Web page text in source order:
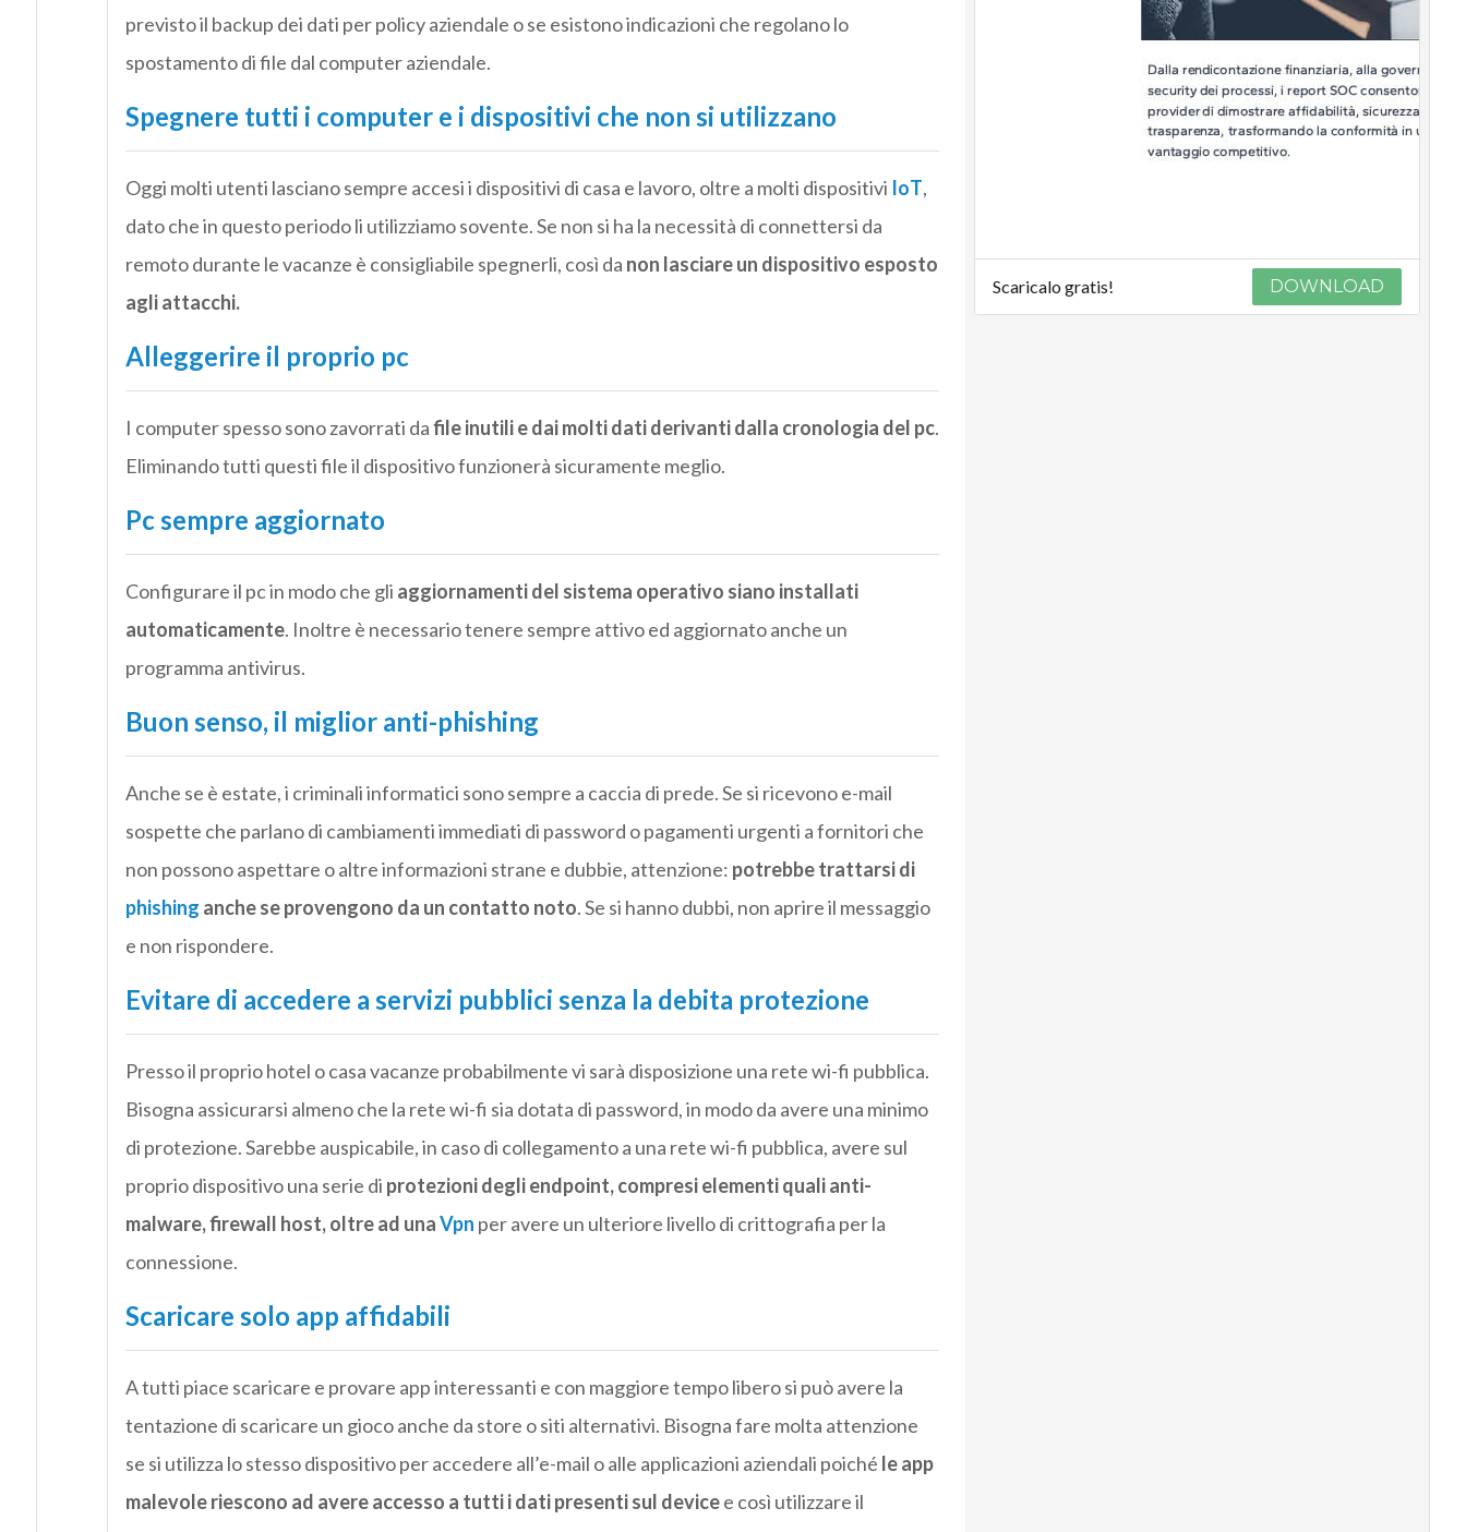
previsto il backup dei dati per policy aziendale o se esistono indicazioni che regolano lo
spostamento di file dal computer aziendale.
Spegnere tutti i computer e i dispositivi che non si utilizzano
Oggi molti utenti lasciano sempre accesi i dispositivi di casa e lavoro, oltre a molti dispositivi IoT,
dato che in questo periodo li utilizziamo sovente. Se non si ha la necessità di connettersi da
remoto durante le vacanze è consigliabile spegnerli, così da non lasciare un dispositivo esposto
agli attacchi.
Alleggerire il proprio pc
I computer spesso sono zavorrati dafile inutili e dai molti dati derivanti dalla cronologia del pc.
Eliminando tutti questi file il dispositivo funzionerà sicuramente meglio.
Pc sempre aggiornato
Configurare il pc in modo che gli aggiornamenti del sistema operativo siano installati
automaticamente. Inoltre è necessario tenere sempre attivo ed aggiornato anche un
programma antivirus.
Buon senso, il miglior anti-phishing
Anche se è estate, i criminali informatici sono sempre a caccia di prede. Se si ricevono e-mail
sospette che parlano di cambiamenti immediati di password o pagamenti urgenti a fornitori che
non possono aspettare o altre informazioni strane e dubbie, attenzione: potrebbe trattarsi di
phishing anche se provengono da un contatto noto. Se si hanno dubbi, non aprire il messaggio
e non rispondere.
Evitare di accedere a servizi pubblici senza la debita protezione
Presso il proprio hotel o casa vacanze probabilmente vi sarà disposizione una rete wi-fi pubblica.
Bisogna assicurarsi almeno che la rete wi-fi sia dotata di password, in modo da avere una minimo
di protezione.Sarebbe auspicabile, in caso di collegamento a una rete wi-fi pubblica, avere sul
proprio dispositivo una serie di protezioni degli endpoint, compresi elementi quali anti-
malware, firewall host, oltre ad unaVpn per avere un ulteriore livello di crittografia per la
connessione.
Scaricare solo app affidabili
A tutti piace scaricare e provare app interessanti e con maggiore tempo libero si può avere la
tentazione di scaricare un gioco anche da store o siti alternativi. Bisogna fare molta attenzione
se si utilizza lo stesso dispositivo per accedere all’e-mail o alle applicazioni aziendali poiché le app
malevole riescono ad avere accesso a tutti i dati presenti sul devicee così utilizzare il
Scaricalo gratis! DOWNLOAD